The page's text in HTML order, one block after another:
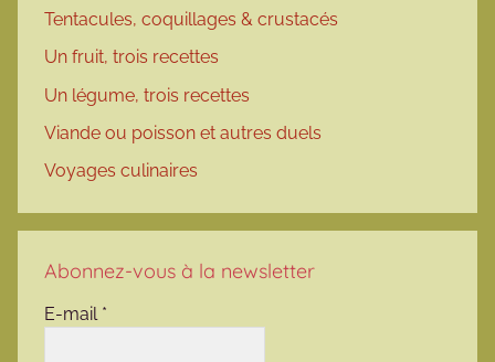
Tentacules, coquillages & crustacés
Un fruit, trois recettes
Un légume, trois recettes
Viande ou poisson et autres duels
Voyages culinaires
Abonnez-vous à la newsletter
E-mail *